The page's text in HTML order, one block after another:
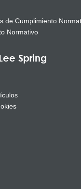
de Cumplimiento
Normativo
Spring